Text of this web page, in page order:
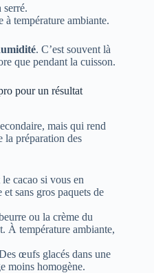
à température ambiante.
. C’est souvent là
que pendant la cuisson.
pour un résultat
mais qui rend
la préparation des
cacao si vous en
sans gros paquets de
ou la crème du
À température ambiante,
œufs glacés dans une
moins homogène.